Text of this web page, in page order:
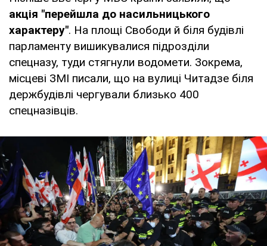
акція "перейшла до насильницького
характеру". На площі Свободи й біля будівлі
парламенту вишикувалися підрозділи
спецназу, туди стягнули водомети. Зокрема,
місцеві ЗМІ писали, що на вулиці Читадзе біля
держбудівлі чергували близько 400
спецназівців.